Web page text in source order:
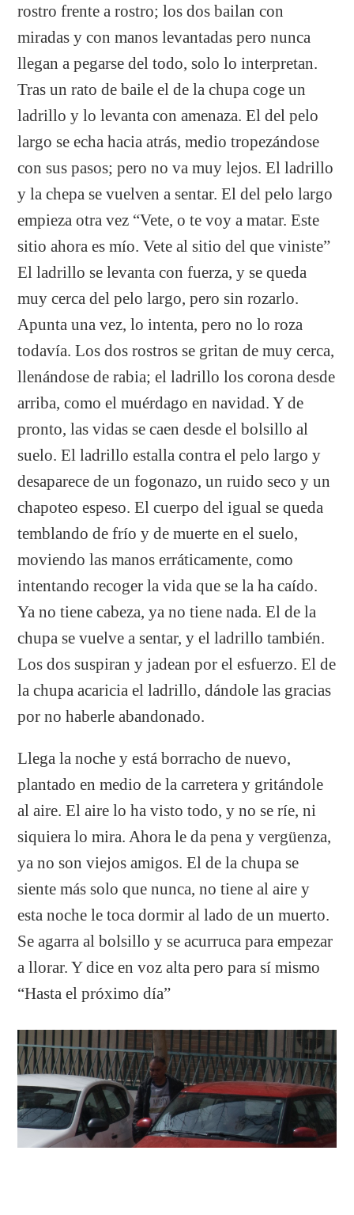
rostro frente a rostro; los dos bailan con
miradas y con manos levantadas pero nunca
llegan a pegarse del todo, solo lo interpretan.
Tras un rato de baile el de la chupa coge un
ladrillo y lo levanta con amenaza. El del pelo
largo se echa hacia atrás, medio tropezándose
con sus pasos; pero no va muy lejos. El ladrillo
y la chepa se vuelven a sentar. El del pelo largo
empieza otra vez “Vete, o te voy a matar. Este
sitio ahora es mío. Vete al sitio del que viniste”
El ladrillo se levanta con fuerza, y se queda
muy cerca del pelo largo, pero sin rozarlo.
Apunta una vez, lo intenta, pero no lo roza
todavía. Los dos rostros se gritan de muy cerca,
llenándose de rabia; el ladrillo los corona desde
arriba, como el muérdago en navidad. Y de
pronto, las vidas se caen desde el bolsillo al
suelo. El ladrillo estalla contra el pelo largo y
desaparece de un fogonazo, un ruido seco y un
chapoteo espeso. El cuerpo del igual se queda
temblando de frío y de muerte en el suelo,
moviendo las manos erráticamente, como
intentando recoger la vida que se la ha caído.
Ya no tiene cabeza, ya no tiene nada. El de la
chupa se vuelve a sentar, y el ladrillo también.
Los dos suspiran y jadean por el esfuerzo. El de
la chupa acaricia el ladrillo, dándole las gracias
por no haberle abandonado.
Llega la noche y está borracho de nuevo,
plantado en medio de la carretera y gritándole
al aire. El aire lo ha visto todo, y no se ríe, ni
siquiera lo mira. Ahora le da pena y vergüenza,
ya no son viejos amigos. El de la chupa se
siente más solo que nunca, no tiene al aire y
esta noche le toca dormir al lado de un muerto.
Se agarra al bolsillo y se acurruca para empezar
a llorar. Y dice en voz alta pero para sí mismo
“Hasta el próximo día”